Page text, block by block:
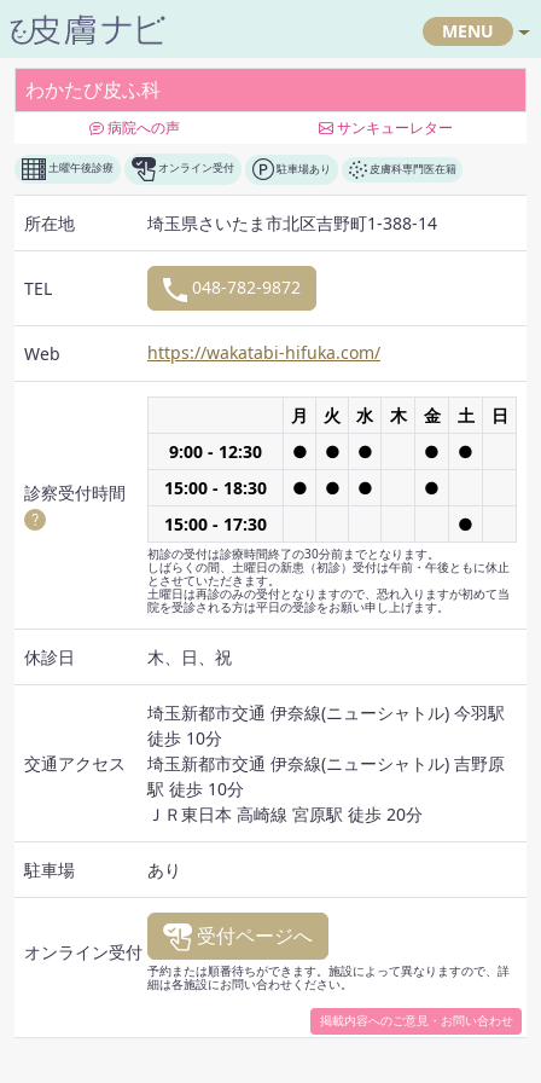
MENU
わかたび皮ふ科
病院への声 サンキューレター
土曜午後診療 オンライン受付 駐車場あり 皮膚科専門医在籍
所在地 埼玉県さいたま市北区吉野町1-388-14
TEL 048-782-9872
Web https://wakatabi-hifuka.com/
診察受付時間
月 火 水 木 金 土
日
9:00 - 12:30
● ● ● ●
●
15:00 - 18:30
● ● ●
●
15:00 - 17:30
●
初診の受付は診療時間終了の30分前までとなります。
しばらくの間、土曜日の新患（初診）受付は午前・午後ともに休止
とさせていただきます。
土曜日は再診のみの受付となりますので、恐れ入りますが初めて当
院を受診される方は平日の受診をお願い申し上げます。
休診日 木、日、祝
交通アクセス
埼玉新都市交通 伊奈線(ニューシャトル) 今羽駅
徒歩 10分
埼玉新都市交通 伊奈線(ニューシャトル) 吉野原
駅 徒歩 10分
ＪＲ東日本 高崎線 宮原駅 徒歩 20分
駐車場 あり
オンライン受付
受付ページへ
予約または順番待ちができます。施設によって異なりますので、詳
細は各施設にお問い合わせください。
掲載内容へのご意見・お問い合わせ